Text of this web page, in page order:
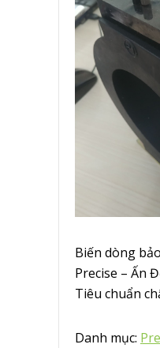
Biến dòng
Precise – Ấn
Tiêu chuẩn
Danh mục: